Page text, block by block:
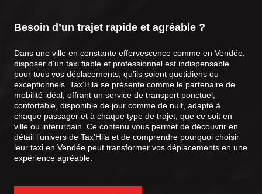
Besoin d’un trajet rapide et agréable ?
Dans une ville en constante effervescence comme en Vendée,
disposer d’un taxi fiable et professionnel est indispensable
pour tous vos déplacements, qu’ils soient quotidiens ou
exceptionnels. Tax’Hila se présente comme le partenaire de
mobilité idéal, offrant un service de transport ponctuel,
confortable, disponible de jour comme de nuit, adapté à
chaque passager et à chaque type de trajet, que ce soit en
ville ou interurbain. Ce contenu vous permet de découvrir en
détail l’univers de Tax’Hila et de comprendre pourquoi choisir
leur taxi en Vendée peut transformer vos déplacements en une
expérience agréable.